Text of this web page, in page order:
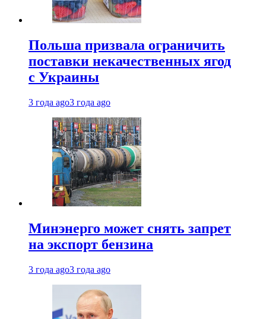
Польша призвала ограничить
поставки некачественных ягод
с Украины
3 года ago3 года ago
Минэнерго может снять запрет
на экспорт бензина
3 года ago3 года ago